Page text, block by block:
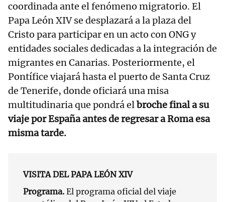
coordinada ante el fenómeno migratorio. El
Papa León XIV se desplazará a la plaza del
Cristo para participar en un acto con ONG y
entidades sociales dedicadas a la integración de
migrantes en Canarias. Posteriormente, el
Pontífice viajará hasta el puerto de Santa Cruz
de Tenerife, donde oficiará una misa
multitudinaria que pondrá elbroche final a su
viaje por España antes de regresar a Roma esa
misma tarde.
VISITA DEL PAPA LEÓN XIV
Programa. El programa oficial del viaje